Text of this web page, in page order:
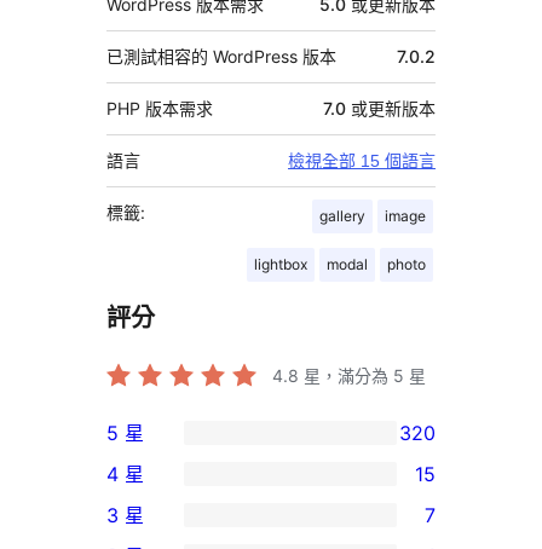
已測試相容的 WordPress 版本 7.0.2
PHP 版本需求 7.0 或更新版本
語言 檢視全部 15 個語言
標籤: gallery image
lightbox modal photo
評分
4.8 星，滿分為 5 星
320
個
5
5 星 320
個
4 星 15
7
3 星 7